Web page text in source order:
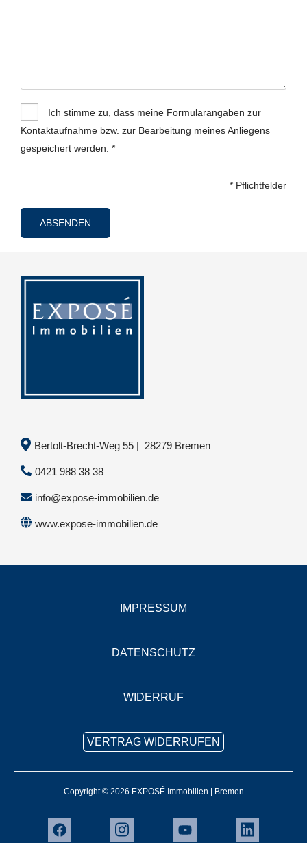
Ich stimme zu, dass meine Formularangaben zur
Kontaktaufnahme bzw. zur Bearbeitung meines Anliegens
gespeichert werden. *
* Pflichtfelder
Bertolt-Brecht-Weg 55 | 28279 Bremen
0421 988 38 38
info@expose-immobilien.de
www.expose-immobilien.de
IMPRESSUM
DATENSCHUTZ
WIDERRUF
VERTRAG WIDERRUFEN
Copyright © 2026 EXPOSÉ Immobilien | Bremen